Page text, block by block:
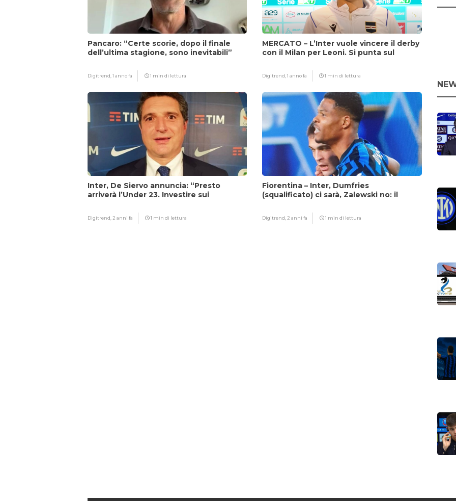
Pancaro: “Certe scorie, dopo il finale
dell’ultima stagione, sono inevitabili”
Digitrend,1 anno fa 1 min di lettura
MERCATO – L’Inter vuole vincere il derby
con il Milan per Leoni. Si punta sul
Digitrend,1 anno fa 1 min di lettura
Inter, De Siervo annuncia: “Presto
arriverà l’Under 23. Investire sui
Digitrend,2 anni fa 1 min di lettura
Fiorentina – Inter, Dumfries
(squalificato) ci sarà, Zalewski no: il
Digitrend,2 anni fa 1 min di lettura